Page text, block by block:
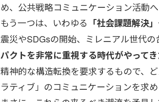
め、公共戦略コミュニケーション活動
もう一つは、いわゆる 「社会課題解決
震災やSDGsの開始、ミレニアル世代
パクトを非常に重視する時代がやって
精神的な構造転換を要求するもので、
ラティブ」のコミュニケーションを求